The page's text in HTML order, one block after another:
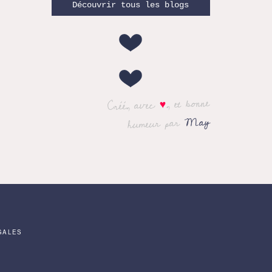
Découvrir tous les blogs
Créé, avec♥, et bonne
humeur parMay